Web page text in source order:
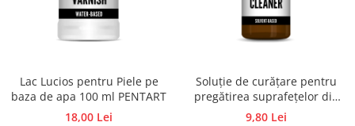
Lac Lucios pentru Piele pe
baza de apa 100 ml PENTART
18,00 Lei
Soluție de curățare pentru
pregătirea suprafețelor din
piele
9,80 Lei